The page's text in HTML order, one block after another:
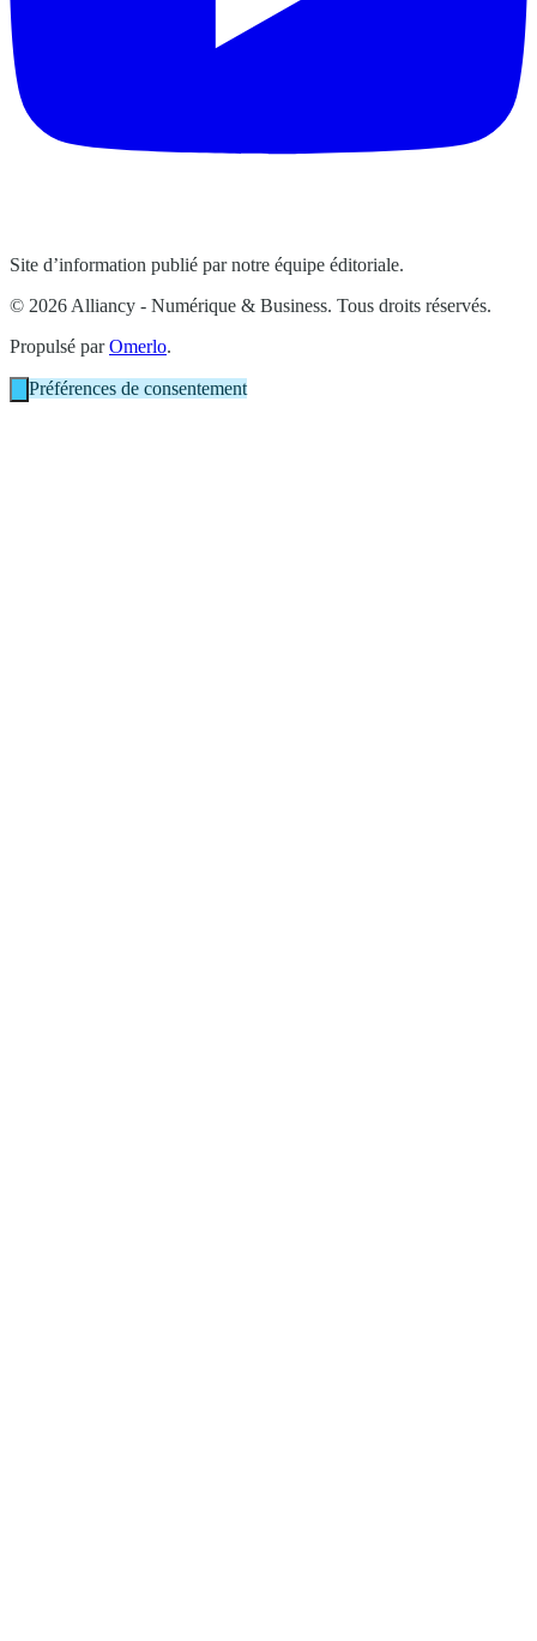
Site d’information publié par notre équipe éditoriale.
© 2026 Alliancy - Numérique & Business. Tous droits réservés.
Propulsé parOmerlo.
Préférences de consentement